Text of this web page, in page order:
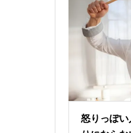
怒りっぽ